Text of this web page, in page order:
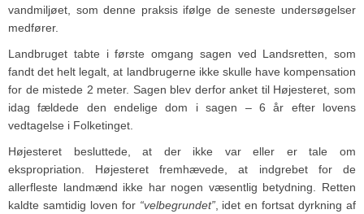
vandmiljøet, som denne praksis ifølge de seneste undersøgelser
medfører.
Landbruget tabte i første omgang sagen ved Landsretten, som
fandt det helt legalt, at landbrugerne ikke skulle have kompensation
for de mistede 2 meter. Sagen blev derfor anket til Højesteret, som
idag fældede den endelige dom i sagen – 6 år efter lovens
vedtagelse i Folketinget.
Højesteret besluttede, at der ikke var eller er tale om
ekspropriation. Højesteret fremhævede, at indgrebet for de
allerfleste landmænd ikke har nogen væsentlig betydning. Retten
kaldte samtidig loven for “velbegrundet”, idet en fortsat dyrkning af